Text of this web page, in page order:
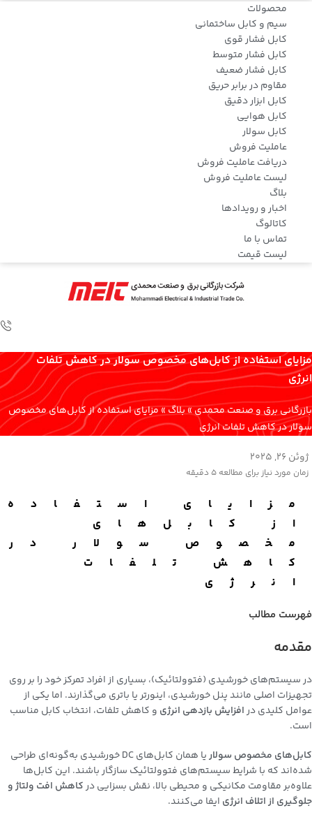
محصولات
سیم و کابل ساختمانی
کابل فشار قوی
کابل فشار متوسط
کابل فشار ضعیف
مقاوم در برابر حریق
کابل ابزار دقیق
کابل هوایی
کابل سولار
عاملیت فروش
دریافت عاملیت فروش
لیست عاملیت فروش
بلاگ
اخبار و رویدادها
کاتالوگ
تماس با ما
لیست قیمت
مزایای استفاده از کابل‌های مخصوص سولار در کاهش تلفات
انرژی
بازرگانی برق و صنعت محمدی»بلاگ»مزایای استفاده از کابل‌های مخصوص
سولار در کاهش تلفات انرژی
ژوئن 26, 2025
زمان مورد نیاز برای مطالعه 5 دقیقه
مزایای استفاده
از کابل‌های
مخصوص سولار در
کاهش تلفات
انرژی
فهرست مطالب
مقدمه
در سیستم‌های خورشیدی (فتوولتائیک)، بسیاری از افراد تمرکز خود را بر روی
تجهیزات اصلی مانند پنل خورشیدی، اینورتر یا باتری می‌گذارند. اما یکی از
عوامل کلیدی درافزایش بازدهی انرژی و کاهش تلفات، انتخاب کابل مناسب
است.
کابل‌های مخصوص سولاریا همان کابل‌های DC خورشیدی
به‌گونه‌ای طراحی
شده‌اند که با شرایط سیستم‌های فتوولتائیک سازگار باشند. این کابل‌ها
علاوه‌بر مقاومت مکانیکی و محیطی بالا، نقش بسزایی درکاهش افت ولتاژ و
جلوگیری از اتلاف انرژی ایفا می‌کنند.